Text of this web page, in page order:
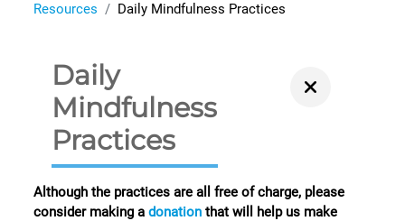
Resources Daily Mindfulness Practices
Daily
Mindfulness
Practices
Although the practices are all free of charge, please
consider making adonationthat will help us make